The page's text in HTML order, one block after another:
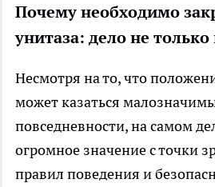
Почему необходимо
унитаза: дело не только
Несмотря на то, что
может казаться
повседневности, на самом
огромное значение с точки
правил поведения и